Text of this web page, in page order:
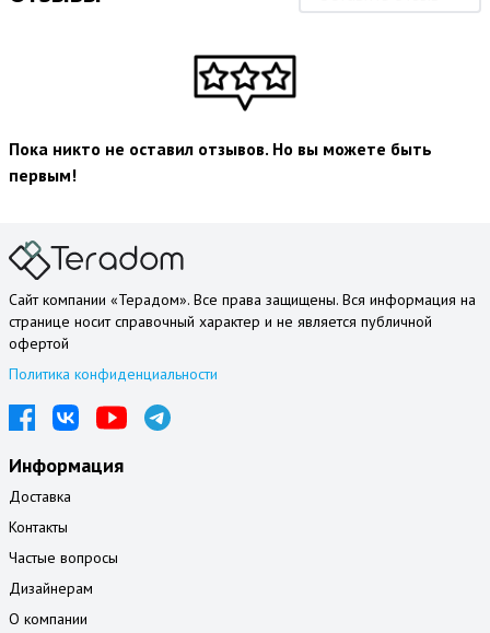
Пока никто не оставил отзывов. Но вы можете быть
первым!
Сайт компании «Терадом». Все права защищены. Вся информация на
странице носит справочный характер и не является публичной
офертой
Политика конфиденциальности
Информация
Доставка
Контакты
Частые вопросы
Дизайнерам
О компании